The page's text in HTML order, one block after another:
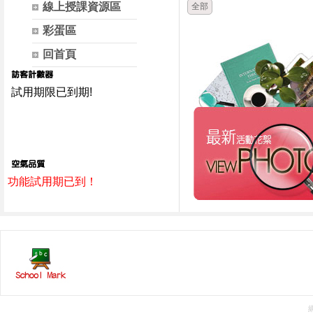
線上授課資源區
彩蛋區
回首頁
試用期限已到期!
功能試用期已到！
全部